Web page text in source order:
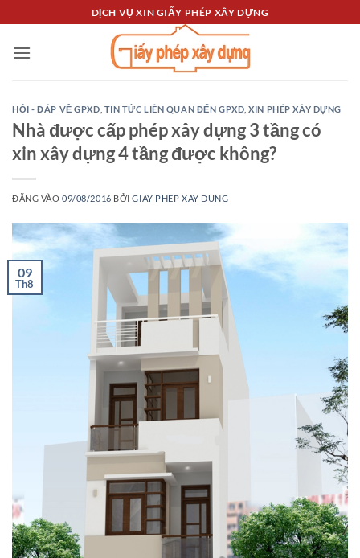
qua
nội
DỊCH VỤ XIN GIẤY PHÉP XÂY DỰNG
HỎI - ĐÁP VỀ GPXD TIN TỨC LIÊN QUAN ĐẾN GPXD ,XIN PHÉP XÂY DỰNG
Nhà được cấp phép xây dựng 3 tầng có
xin xây dựng 4 tầng được không?
ĐĂNG VÀO09/08/2016 BỞIGIAY PHEP XAY DUNG
09
Th8